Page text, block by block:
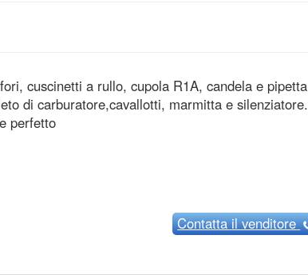
cuscinetti a rullo, cupola R1A, candela e pipetta
di carburatore,cavallotti, marmitta e silenziatore.
perfetto
Contattail venditore